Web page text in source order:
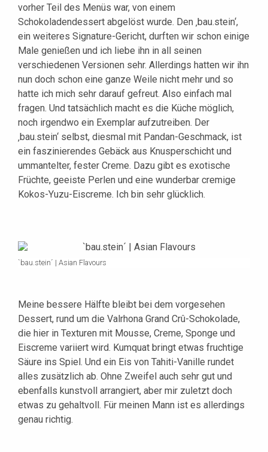
vorher Teil des Menüs war, von einem
Schokoladendessert abgelöst wurde. Den ‚bau.stein‘,
ein weiteres Signature-Gericht, durften wir schon einige
Male genießen und ich liebe ihn in all seinen
verschiedenen Versionen sehr. Allerdings hatten wir ihn
nun doch schon eine ganze Weile nicht mehr und so
hatte ich mich sehr darauf gefreut. Also einfach mal
fragen. Und tatsächlich macht es die Küche möglich,
noch irgendwo ein Exemplar aufzutreiben. Der
‚bau.stein‘ selbst, diesmal mit Pandan-Geschmack, ist
ein faszinierendes Gebäck aus Knusperschicht und
ummantelter, fester Creme. Dazu gibt es exotische
Früchte, geeiste Perlen und eine wunderbar cremige
Kokos-Yuzu-Eiscreme. Ich bin sehr glücklich.
`bau.stein´ | Asian Flavours
Meine bessere Hälfte bleibt bei dem vorgesehen
Dessert, rund um die Valrhona Grand Crû-Schokolade,
die hier in Texturen mit Mousse, Creme, Sponge und
Eiscreme variiert wird. Kumquat bringt etwas fruchtige
Säure ins Spiel. Und ein Eis von Tahiti-Vanille rundet
alles zusätzlich ab. Ohne Zweifel auch sehr gut und
ebenfalls kunstvoll arrangiert, aber mir zuletzt doch
etwas zu gehaltvoll. Für meinen Mann ist es allerdings
genau richtig.